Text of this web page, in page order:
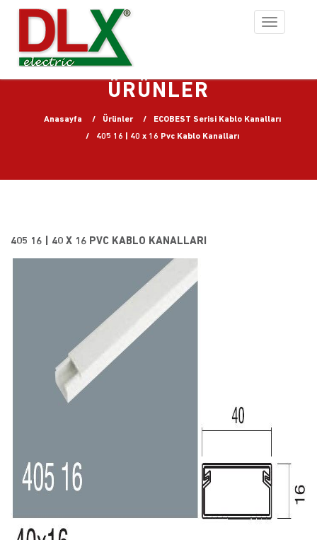
Toggle
navigation
ÜRÜNLER
Anasayfa Ürünler
ECOBEST Serisi Kablo Kanalları
405 16 | 40 x 16 Pvc Kablo Kanalları
405 16 | 40 X 16 PVC KABLO KANALLARI